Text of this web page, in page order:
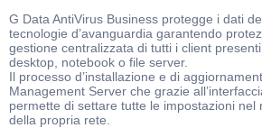
G Data AntiVirus Business protegge i dati
tecnologie d’avanguardia garantendo
gestione centralizzata di tutti i client
desktop, notebook o file server.
Il processo d’installazione e di
Management Server che grazie
permette di settare tutte le impostazioni nel
della propria rete.